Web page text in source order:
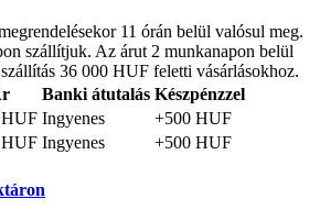
11 órán belül valósul meg.
szállítjuk. Az árut 2 munkanapon belül
36 000 HUF feletti vásárlásokhoz.
Banki átutalás Készpénzzel
HUF Ingyenes
+500 HUF
HUF Ingyenes +500 HUF